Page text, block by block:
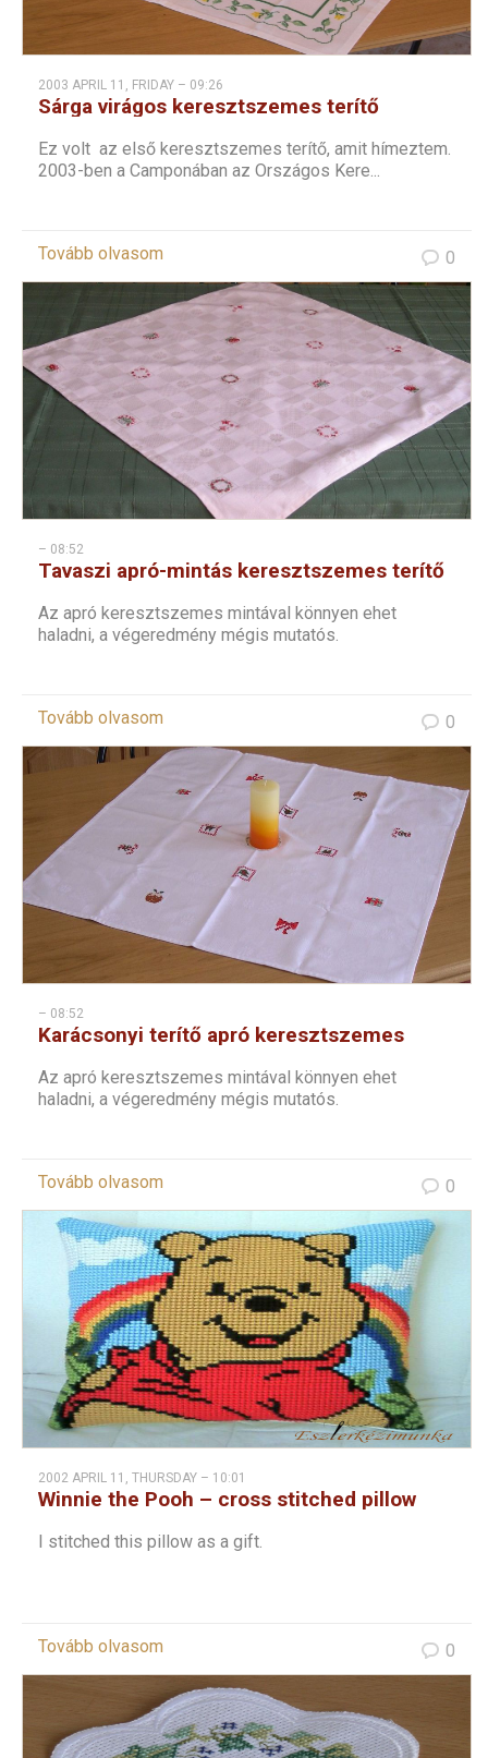
2003 APRIL 11, FRIDAY – 09:26
Sárga virágos keresztszemes terítő
Ez volt az első keresztszemes terítő, amit hímeztem.
2003-ben a Camponában az Országos Kere...
Tovább olvasom 0
– 08:52
Tavaszi apró-mintás keresztszemes terítő
Az apró keresztszemes mintával könnyen ehet
haladni, a végeredmény mégis mutatós.
Tovább olvasom 0
– 08:52
Karácsonyi terítő apró keresztszemes
Az apró keresztszemes mintával könnyen ehet
haladni, a végeredmény mégis mutatós.
Tovább olvasom 0
2002 APRIL 11, THURSDAY – 10:01
Winnie the Pooh – cross stitched pillow
I stitched this pillow as a gift.
Tovább olvasom 0